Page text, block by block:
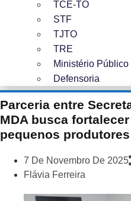
TCE-TO
STF
TJTO
TRE
Ministério Público
Defensoria
Parceria entre
MDA busca
pequenos
7 De Novembro De 2025
Flávia Ferreira